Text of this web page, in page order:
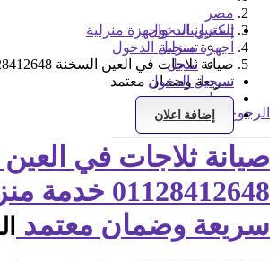
تسجيل الدخول
تسجيل الدخول
سجل
تسجيل الدخول
سجل
إضافة اعلان
مصر
إلكترونيات واجهزة منزلية
اجهزة منزلية
سريعة وضمان معتمد
الرجوع إلى النتائج
صيانة ثلاجات في
01128412648
سريعة وضمان معتمد